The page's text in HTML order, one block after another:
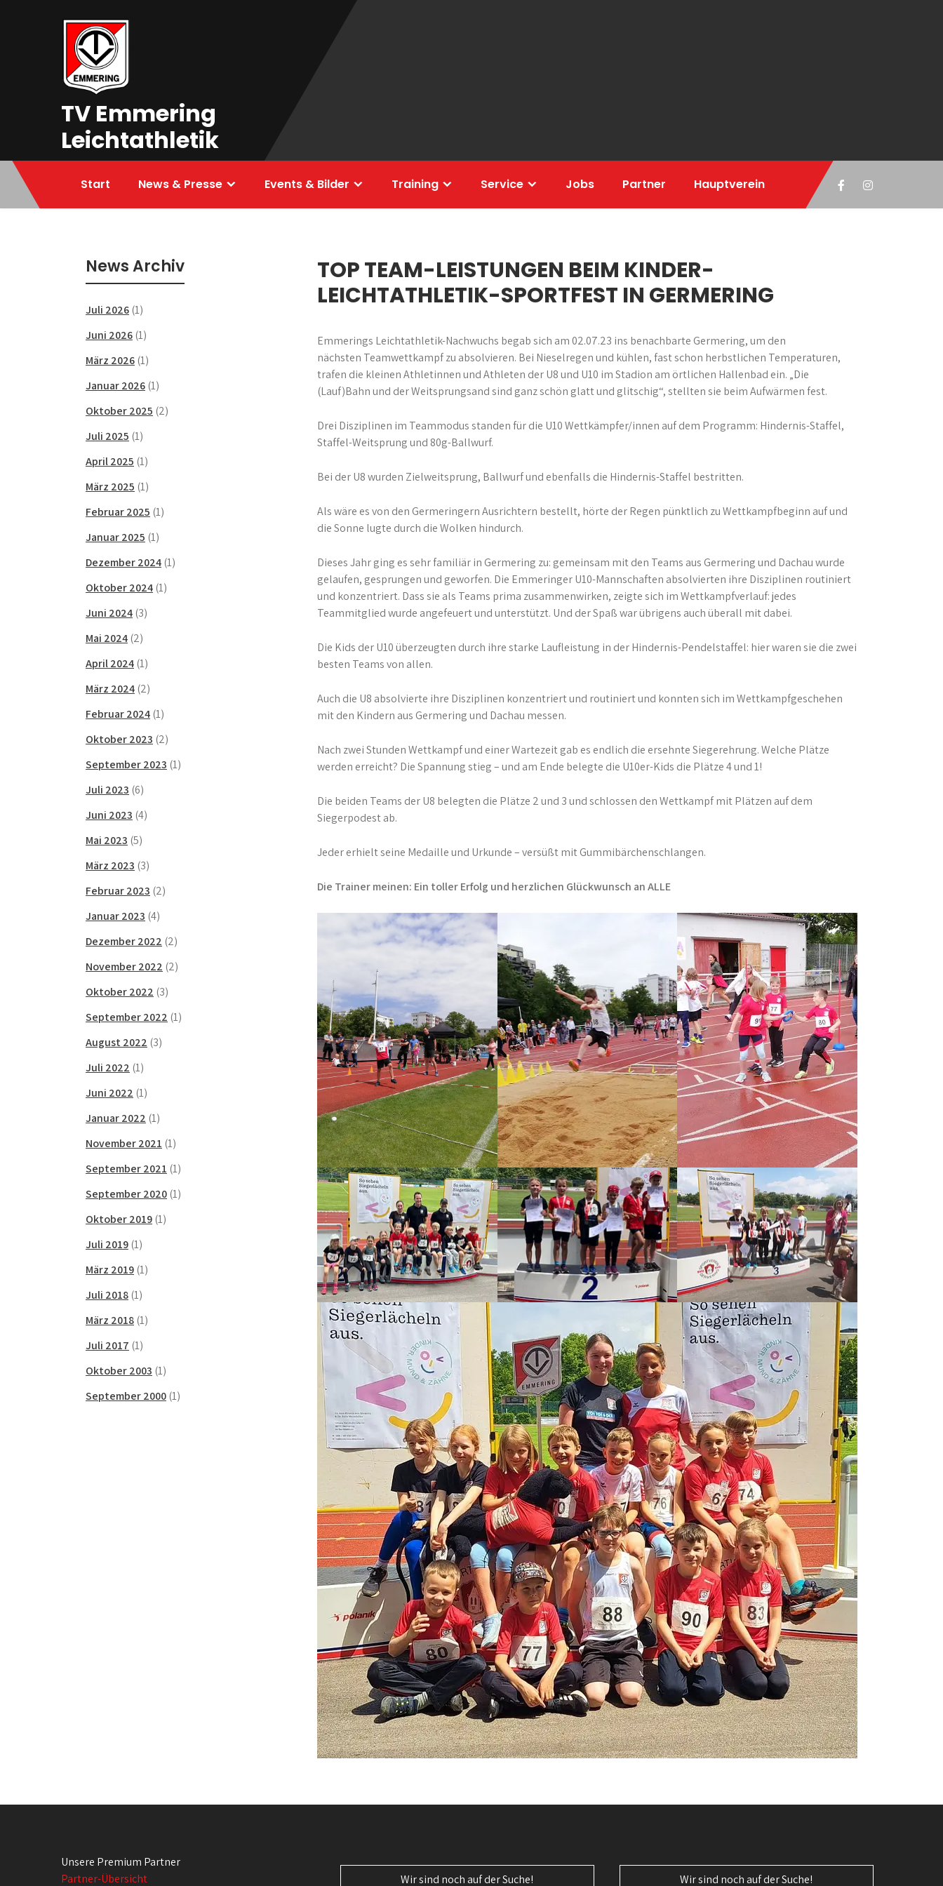
TV Emmering
Leichtathletik
Start News & Presse Events & Bilder Training Service Jobs Partner Hauptverein
TOP TEAM-LEISTUNGEN BEIM KINDER-
LEICHTATHLETIK-SPORTFEST IN GERMERING
Emmerings Leichtathletik-Nachwuchs begab sich am 02.07.23 ins benachbarte Germering, um den
nächsten Teamwettkampf zu absolvieren. Bei Nieselregen und kühlen, fast schon herbstlichen Temperaturen,
trafen die kleinen Athletinnen und Athleten der U8 und U10 im Stadion am örtlichen Hallenbad ein. „Die
(Lauf)Bahn und der Weitsprungsand sind ganz schön glatt und glitschig“, stellten sie beim Aufwärmen fest.
Drei Disziplinen im Teammodus standen für die U10 Wettkämpfer/innen auf dem Programm: Hindernis-Staffel,
Staffel-Weitsprung und 80g-Ballwurf.
Bei der U8 wurden Zielweitsprung, Ballwurf und ebenfalls die Hindernis-Staffel bestritten.
Als wäre es von den Germeringern Ausrichtern bestellt, hörte der Regen pünktlich zu Wettkampfbeginn auf und
die Sonne lugte durch die Wolken hindurch.
Dieses Jahr ging es sehr familiär in Germering zu: gemeinsam mit den Teams aus Germering und Dachau wurde
gelaufen, gesprungen und geworfen. Die Emmeringer U10-Mannschaften absolvierten ihre Disziplinen routiniert
und konzentriert. Dass sie als Teams prima zusammenwirken, zeigte sich im Wettkampfverlauf: jedes
Teammitglied wurde angefeuert und unterstützt. Und der Spaß war übrigens auch überall mit dabei.
Die Kids der U10 überzeugten durch ihre starke Laufleistung in der Hindernis-Pendelstaffel: hier waren sie die zwei
besten Teams von allen.
Auch die U8 absolvierte ihre Disziplinen konzentriert und routiniert und konnten sich im Wettkampfgeschehen
mit den Kindern aus Germering und Dachau messen.
Nach zwei Stunden Wettkampf und einer Wartezeit gab es endlich die ersehnte Siegerehrung. Welche Plätze
werden erreicht? Die Spannung stieg – und am Ende belegte die U10er-Kids die Plätze 4 und 1!
Die beiden Teams der U8 belegten die Plätze 2 und 3 und schlossen den Wettkampf mit Plätzen auf dem
Siegerpodest ab.
Jeder erhielt seine Medaille und Urkunde – versüßt mit Gummibärchenschlangen.
Die Trainer meinen: Ein toller Erfolg und herzlichen Glückwunsch an ALLE
News Archiv
Juli 2026(1)
Juni 2026(1)
März 2026(1)
Januar 2026(1)
Oktober 2025 (2)
Juli 2025 (1)
April 2025 (1)
März 2025 (1)
Februar 2025 (1)
Januar 2025 (1)
Dezember 2024(1)
Oktober 2024(1)
Juni 2024(3)
Mai 2024(2)
April 2024(1)
März 2024(2)
Februar 2024(1)
Oktober 2023 (2)
September 2023 (1)
Juli 2023 (6)
Juni 2023 (4)
Mai 2023 (5)
März 2023 (3)
Februar 2023 (2)
Januar 2023 (4)
Dezember 2022 (2)
November 2022 (2)
Oktober 2022 (3)
September 2022 (1)
August 2022 (3)
Juli 2022 (1)
Juni 2022 (1)
Januar 2022 (1)
November 2021 (1)
September 2021 (1)
September 2020(1)
Oktober 2019(1)
Juli 2019(1)
März 2019(1)
Juli 2018(1)
März 2018(1)
Juli 2017 (1)
Oktober 2003 (1)
September 2000(1)
Unsere Premium Partner
Partner-Übersicht
Wir sind noch auf der Suche! Wir sind noch auf der Suche!